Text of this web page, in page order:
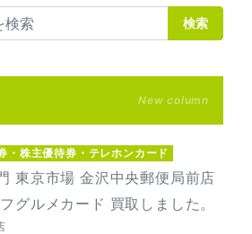
検索
New column
・株主優待券・テレホンカード
東京市場 金沢中央郵便局前店
グルメカード 買取しました。